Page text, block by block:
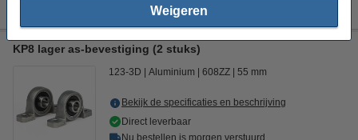
Weigeren
KP8 lager as-bevestiging (2 stuks)
123-3D Aluminium 608ZZ 55 mm
Bekijk de specificaties en beschrijving
Direct leverbaar
Nu bestellen is morgen verstuurd